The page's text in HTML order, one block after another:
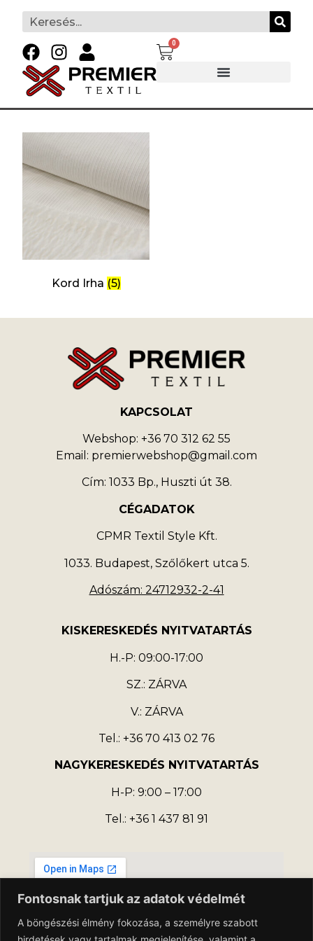
Fontosnak tartjuk az adatok védelmét
A böngészési élmény fokozása, a személyre szabott
0
Kord Irha (5)
KAPCSOLAT
Webshop: +36 70 312 62 55
Email: premierwebshop@gmail.com
Cím: 1033 Bp., Huszti út 38.
CÉGADATOK
CPMR Textil Style Kft.
1033. Budapest, Szőlőkert utca 5.
Adószám: 24712932-2-41
KISKERESKEDÉS NYITVATARTÁS
H.-P: 09:00-17:00
SZ.: ZÁRVA
V.: ZÁRVA
Tel.: +36 70 413 02 76
NAGYKERESKEDÉS NYITVATARTÁS
H-P: 9:00 – 17:00
Tel.: +36 1 437 81 91